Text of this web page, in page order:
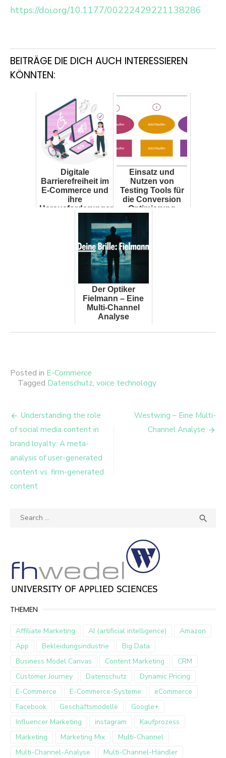
https://doi.org/10.1177/00222429221138286
BEITRÄGE DIE DICH AUCH INTERESSIEREN
KÖNNTEN:
Digitale
Barrierefreiheit im
E-Commerce und
ihre
Herausforderungen
Einsatz und
Nutzen von
Testing Tools für
die Conversion
Optimierung
Der Optiker
Fielmann – Eine
Multi-Channel
Analyse
Posted in E-Commerce
Tagged Datenschutz, voice technology
Beitrags-
Navigation
Understanding the role
of social media content in
brand loyalty: A meta-
analysis of user-generated
content vs. firm-generated
content
Westwing – Eine Multi-
Channel Analyse
Search

THEMEN
Affiliate Marketing AI (artificial intelligence)
Amazon
App
Bekleidungsindustrie
Big Data
Business Model Canvas
Content Marketing
CRM
Customer Journey
Datenschutz
Dynamic Pricing
E-Commerce
E-Commerce-Systeme
eCommerce
Facebook
Geschäftsmodelle
Google+
Influencer Marketing
instagram
Kaufprozess
Marketing
Marketing Mix
Multi-Channel
Multi-Channel-Analyse
Multi-Channel-Händler